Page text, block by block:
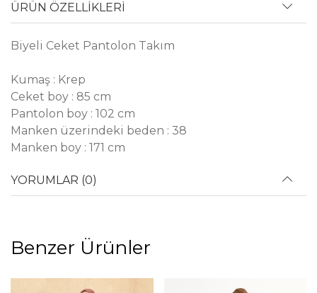
ÜRÜN ÖZELLİKLERİ
Biyeli Ceket Pantolon Takım
Kumaş : Krep
Ceket boy : 85 cm
Pantolon boy : 102 cm
Manken üzerindeki beden : 38
Manken boy : 171 cm
YORUMLAR (0)
Benzer Ürünler